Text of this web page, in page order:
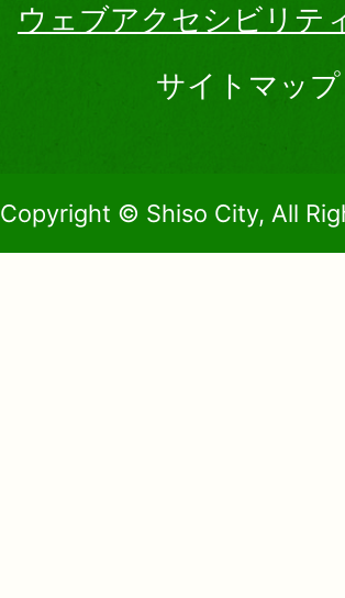
ウェブアクセシビリテ
サイトマップ
Copyright © Shiso City, All